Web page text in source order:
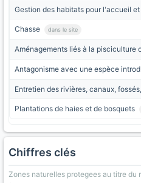
Gestion des habitats pour l'accueil
Chasse dans le site
Aménagements liés à la pisciculture
Antagonisme avec une espèce
Entretien des rivières, canaux,
Plantations de haies et de bosquets
Chiffres clés
Zones naturelles protegees au titre du